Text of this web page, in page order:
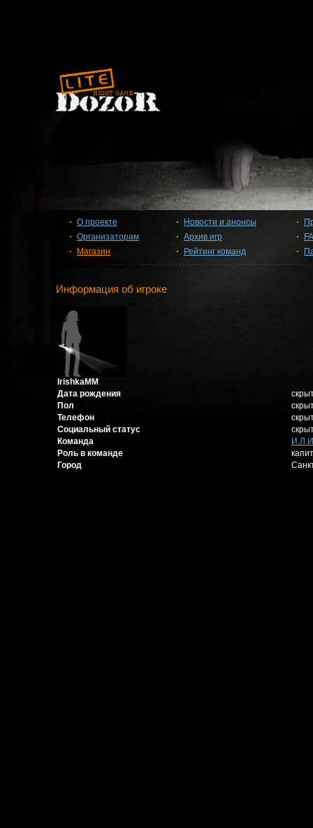
О проекте
Организаторам
Магазин
Новости и анонсы
Архив игр
Рейтинг команд
Информация об игроке
IrishkaMM
Дата рождения
Пол
Телефон
Социальный статус
Команда
Роль в команде
Город